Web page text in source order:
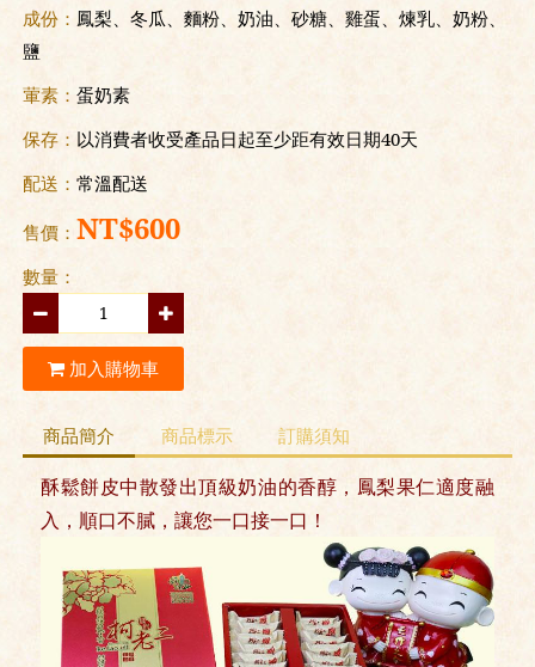
成份： 鳳梨、冬瓜、麵粉、奶油、砂糖、雞蛋、煉乳、奶粉、
鹽
葷素：蛋奶素
保存： 以消費者收受產品日起至少距有效日期40天
配送：常溫配送
售價：NT$600
數量：
加入購物車
商品簡介 商品標示 訂購須知
酥鬆餅皮中散發出頂級奶油的香醇，鳳梨果仁適度融
入，順口不膩，讓您一口接一口！